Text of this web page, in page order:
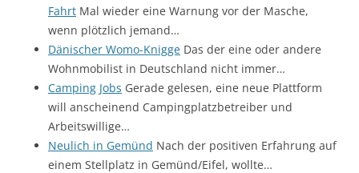
Fahrt Mal wieder eine Warnung vor der Masche,
wenn plötzlich jemand…
Dänischer Womo-Knigge Das der eine oder andere
Wohnmobilist in Deutschland nicht immer…
Camping Jobs Gerade gelesen, eine neue Plattform
will anscheinend Campingplatzbetreiber und
Arbeitswillige…
Neulich in Gemünd Nach der positiven Erfahrung auf
einem Stellplatz in Gemünd/Eifel, wollte…